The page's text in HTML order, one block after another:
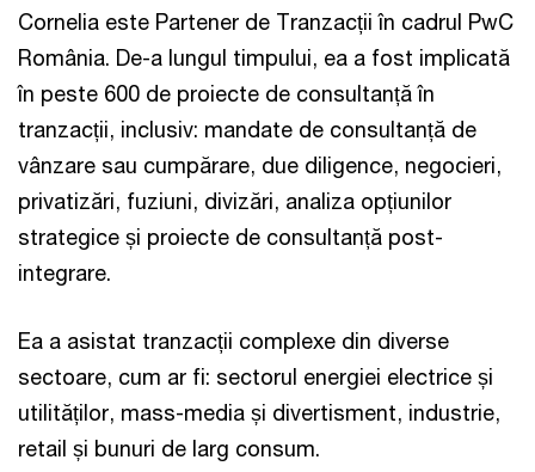
Cornelia este Partener de Tranzacții în cadrul PwC
România. De-a lungul timpului, ea a fost implicată
în peste 600 de proiecte de consultanță în
tranzacții, inclusiv: mandate de consultanță de
vânzare sau cumpărare, due diligence, negocieri,
privatizări, fuziuni, divizări, analiza opțiunilor
strategice și proiecte de consultanță post-
integrare.
Ea a asistat tranzacții complexe din diverse
sectoare, cum ar fi: sectorul energiei electrice și
utilităților, mass-media și divertisment, industrie,
retail și bunuri de larg consum.